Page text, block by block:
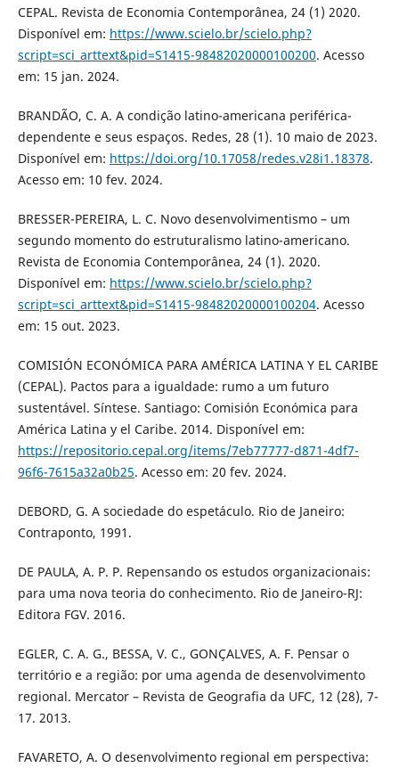
CEPAL. Revista de Economia Contemporânea, 24 (1) 2020.
Disponível em: https://www.scielo.br/scielo.php?
script=sci_arttext&pid=S1415-98482020000100200. Acesso
em: 15 jan. 2024.
BRANDÃO, C. A. A condição latino-americana periférica-
dependente e seus espaços. Redes, 28 (1). 10 maio de 2023.
Disponível em: https://doi.org/10.17058/redes.v28i1.18378.
Acesso em: 10 fev. 2024.
BRESSER-PEREIRA, L. C. Novo desenvolvimentismo – um
segundo momento do estruturalismo latino-americano.
Revista de Economia Contemporânea, 24 (1). 2020.
Disponível em: https://www.scielo.br/scielo.php?
script=sci_arttext&pid=S1415-98482020000100204. Acesso
em: 15 out. 2023.
COMISIÓN ECONÓMICA PARA AMÉRICA LATINA Y EL CARIBE
(CEPAL). Pactos para a igualdade: rumo a um futuro
sustentável. Síntese. Santiago: Comisión Económica para
América Latina y el Caribe. 2014. Disponível em:
https://repositorio.cepal.org/items/7eb77777-d871-4df7-
96f6-7615a32a0b25. Acesso em: 20 fev. 2024.
DEBORD, G. A sociedade do espetáculo. Rio de Janeiro:
Contraponto, 1991.
DE PAULA, A. P. P. Repensando os estudos organizacionais:
para uma nova teoria do conhecimento. Rio de Janeiro-RJ:
Editora FGV. 2016.
EGLER, C. A. G., BESSA, V. C., GONÇALVES, A. F. Pensar o
território e a região: por uma agenda de desenvolvimento
regional. Mercator – Revista de Geografia da UFC, 12 (28), 7-
17. 2013.
FAVARETO, A. O desenvolvimento regional em perspectiva: